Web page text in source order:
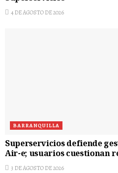
4 DE AGOSTO DE 2026
BARRANQUILLA
Superservicios defiende
Air-e; usuarios cuestionan
3 DE AGOSTO DE 2026